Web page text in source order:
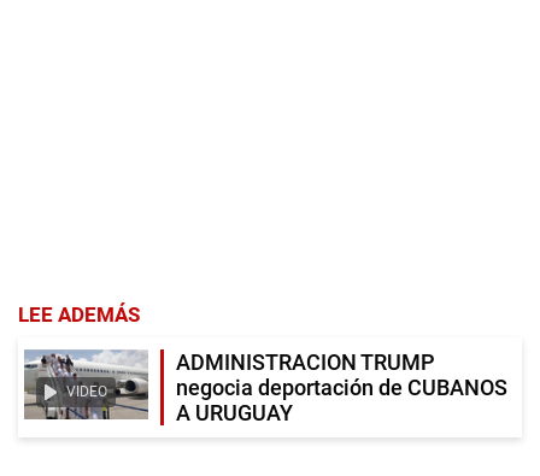
LEE ADEMÁS
VIDEO
ADMINISTRACION TRUMP
negocia deportación de CUBANOS
A URUGUAY